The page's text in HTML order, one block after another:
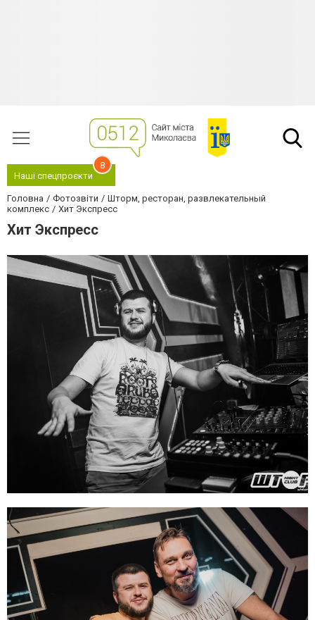
Наші спецпроєкти
8
Головна Фотозвіти
Шторм, ресторан, развлекательный
комплекс
Хит Экспресс
Хит Экспресс